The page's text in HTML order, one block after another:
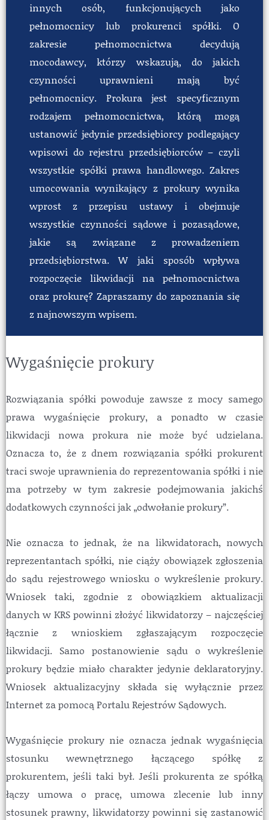
innych osób, funkcjonujących jako
pełnomocnicy lub prokurenci spółki. O
zakresie pełnomocnictwa decydują
mocodawcy, którzy wskazują, do jakich
czynności uprawnieni mają być
pełnomocnicy. Prokura jest specyficznym
rodzajem pełnomocnictwa, którą mogą
ustanowić jedynie przedsiębiorcy podlegający
wpisowi do rejestru przedsiębiorców – czyli
wszystkie spółki prawa handlowego. Zakres
umocowania wynikający z prokury wynika
wprost z przepisu ustawy i obejmuje
wszystkie czynności sądowe i pozasądowe,
jakie są związane z prowadzeniem
przedsiębiorstwa. W jaki sposób wpływa
rozpoczęcie likwidacji na pełnomocnictwa
oraz prokurę? Zapraszamy do zapoznania się
z najnowszym wpisem.
Wygaśnięcie prokury
Rozwiązania spółki powoduje zawsze z mocy samego
prawa wygaśnięcie prokury, a ponadto w czasie
likwidacji nowa prokura nie może być udzielana.
Oznacza to, że z dnem rozwiązania spółki prokurent
traci swoje uprawnienia do reprezentowania spółki i nie
ma potrzeby w tym zakresie podejmowania jakichś
dodatkowych czynności jak „odwołanie prokury”.
Nie oznacza to jednak, że na likwidatorach, nowych
reprezentantach spółki, nie ciąży obowiązek zgłoszenia
do sądu rejestrowego wniosku o wykreślenie prokury.
Wniosek taki, zgodnie z obowiązkiem aktualizacji
danych w KRS powinni złożyć likwidatorzy – najczęściej
łącznie z wnioskiem zgłaszającym rozpoczęcie
likwidacji. Samo postanowienie sądu o wykreślenie
prokury będzie miało charakter jedynie deklaratoryjny.
Wniosek aktualizacyjny składa się wyłącznie przez
Internet za pomocą Portalu Rejestrów Sądowych.
Wygaśnięcie prokury nie oznacza jednak wygaśnięcia
stosunku wewnętrznego łączącego spółkę z
prokurentem, jeśli taki był. Jeśli prokurenta ze spółką
łączy umowa o pracę, umowa zlecenie lub inny
stosunek prawny, likwidatorzy powinni się zastanowić